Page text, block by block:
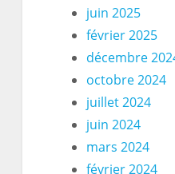
juin 2025
février 2025
décembre
octobre 2024
juillet 2024
juin 2024
mars 2024
février 2024